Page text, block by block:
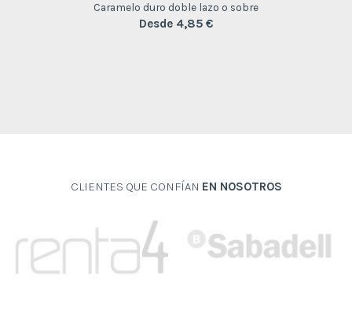
Caramelo duro doble lazo o sobre
Desde 4,85 €
CLIENTES QUE CONFÍAN EN NOSOTROS